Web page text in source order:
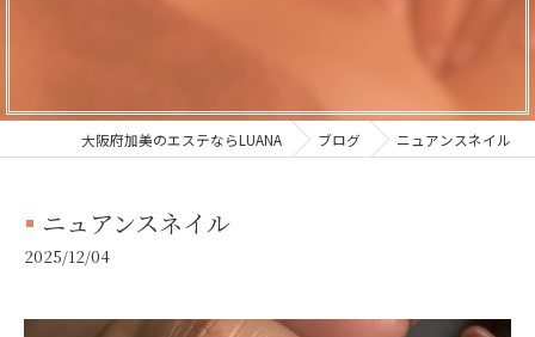
大阪府加美のエステならLUANA ブログ ニュアンスネイル
ニュアンスネイル
2025/12/04